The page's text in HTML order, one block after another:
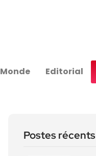
Monde Editorial
Postes récents